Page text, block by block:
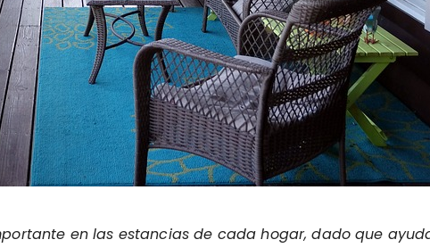
en las estancias de cada hogar, dado que